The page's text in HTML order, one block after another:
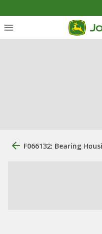
F066132: Bearing